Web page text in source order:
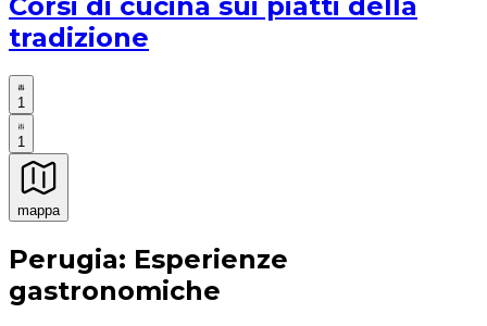
tradizione
1
1
mappa
Esperienze culinarie indimenticabili: Esperienze
Perugia: Esperienze
gastronomiche